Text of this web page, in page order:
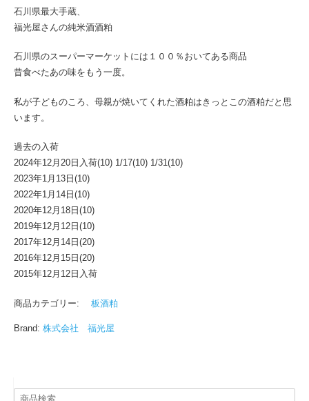
石川県最大手蔵、
福光屋さんの純米酒酒粕
石川県のスーパーマーケットには１００％おいてある商品
昔食べたあの味をもう一度。
私が子どものころ、母親が焼いてくれた酒粕はきっとこの酒粕だと思
います。
過去の入荷
2024年12月20日入荷(10) 1/17(10) 1/31(10)
2023年1月13日(10)
2022年1月14日(10)
2020年12月18日(10)
2019年12月12日(10)
2017年12月14日(20)
2016年12月15日(20)
2015年12月12日入荷
商品カテゴリー: 板酒粕
Brand: 株式会社 福光屋
検